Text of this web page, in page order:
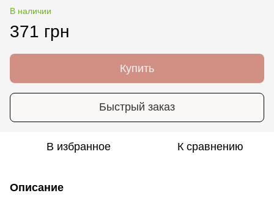
В наличии
371 грн
Купить
Быстрый заказ
В избранное К сравнению
Описание